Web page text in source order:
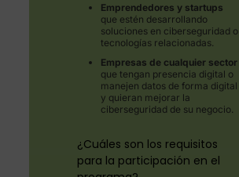
Emprendedores y startups
que estén desarrollando
soluciones en ciberseguridad o
tecnologías relacionadas.
Empresas de cualquier sector
que tengan presencia digital o
manejen datos de forma digital
y quieran mejorar la
ciberseguridad de su negocio.
¿Cuáles son los requisitos
para la participación en el